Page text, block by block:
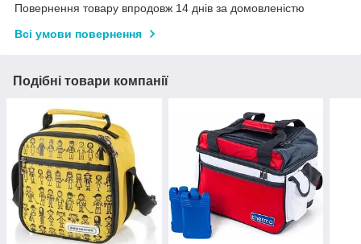
Повернення товару впродовж 14 днів за домовленістю
Всі умови повернення
Подібні товари компанії